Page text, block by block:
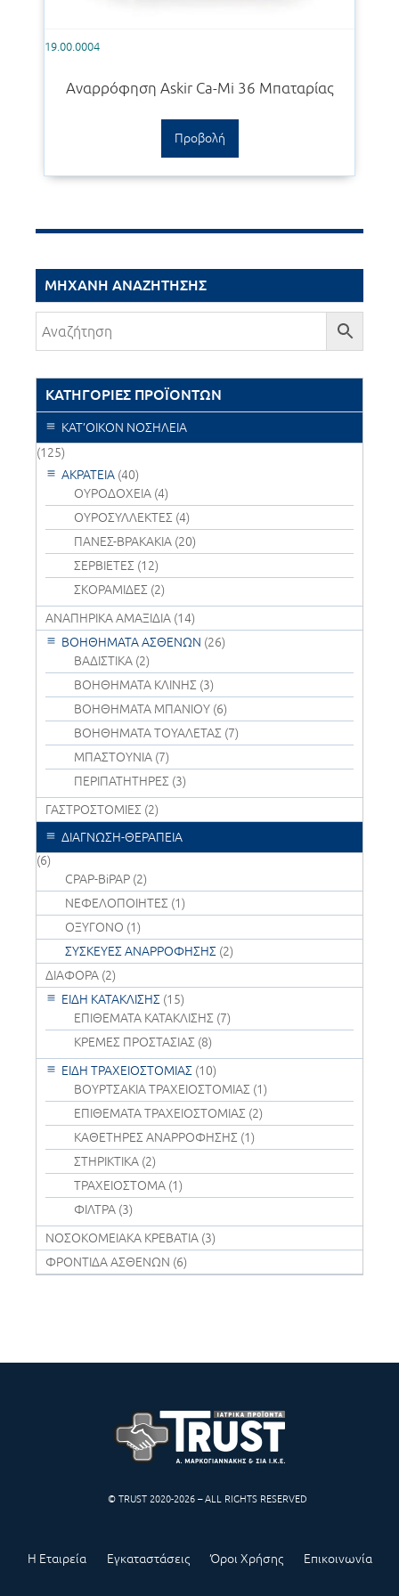
19.00.0004
Αναρρόφηση Askir Ca-Mi 36 Μπαταρίας
Προβολή
ΜΗΧΑΝΉ ΑΝΑΖΉΤΗΣΗΣ
ΚΑΤΗΓΟΡΊΕΣ ΠΡΟΪΌΝΤΩΝ
ΚΑΤ’ΟΙΚΟΝ ΝΟΣΗΛΕΙΑ
(125)
ΑΚΡΑΤΕΙΑ (40)
ΟΥΡΟΔΟΧΕΙΑ (4)
ΟΥΡΟΣΥΛΛΕΚΤΕΣ (4)
ΠΑΝΕΣ-ΒΡΑΚΑΚΙΑ (20)
ΣΕΡΒΙΕΤΕΣ (12)
ΣΚΟΡΑΜΙΔΕΣ (2)
ΑΝΑΠΗΡΙΚΑ ΑΜΑΞΙΔΙΑ (14)
ΒΟΗΘΗΜΑΤΑ ΑΣΘΕΝΩΝ (26)
ΒΑΔΙΣΤΙΚΑ (2)
ΒΟΗΘΗΜΑΤΑ ΚΛΙΝΗΣ (3)
ΒΟΗΘΗΜΑΤΑ ΜΠΑΝΙΟΥ (6)
ΒΟΗΘΗΜΑΤΑ ΤΟΥΑΛΕΤΑΣ (7)
ΜΠΑΣΤΟΥΝΙΑ (7)
ΠΕΡΙΠΑΤΗΤΗΡΕΣ (3)
ΓΑΣΤΡΟΣΤΟΜΙΕΣ (2)
ΔΙΑΓΝΩΣΗ-ΘΕΡΑΠΕΙΑ
(6)
CPAP-BiPAP (2)
ΝΕΦΕΛΟΠΟΙΗΤΕΣ (1)
ΟΞΥΓΟΝΟ (1)
ΣΥΣΚΕΥΕΣ ΑΝΑΡΡΟΦΗΣΗΣ (2)
ΔΙΑΦΟΡΑ (2)
ΕΙΔΗ ΚΑΤΑΚΛΙΣΗΣ (15)
ΕΠΙΘΕΜΑΤΑ ΚΑΤΑΚΛΙΣΗΣ (7)
ΚΡΕΜΕΣ ΠΡΟΣΤΑΣΙΑΣ (8)
ΕΙΔΗ ΤΡΑΧΕΙΟΣΤΟΜΙΑΣ (10)
ΒΟΥΡΤΣΑΚΙΑ ΤΡΑΧΕΙΟΣΤΟΜΙΑΣ (1)
ΕΠΙΘΕΜΑΤΑ ΤΡΑΧΕΙΟΣΤΟΜΙΑΣ (2)
ΚΑΘΕΤΗΡΕΣ ΑΝΑΡΡΟΦΗΣΗΣ (1)
ΣΤΗΡΙΚΤΙΚΑ (2)
ΤΡΑΧΕΙΟΣΤΟΜΑ (1)
ΦΙΛΤΡΑ (3)
ΝΟΣΟΚΟΜΕΙΑΚΑ ΚΡΕΒΑΤΙΑ (3)
ΦΡΟΝΤΙΔΑ ΑΣΘΕΝΩΝ (6)
© TRUST 2020-2026 – ALL RIGHTS RESERVED
Η Εταιρεία Εγκαταστάσεις Όροι Χρήσης Επικοινωνία